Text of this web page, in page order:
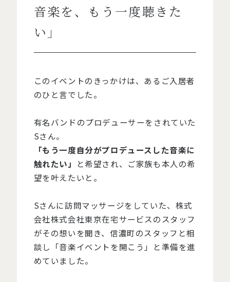
音楽を、もう一度聴きた
い」
このイベントのきっかけは、あるご入居者
のひと言でした。
有名バンドのプロデューサーをされていた
Sさん。
「もう一度自分がプロデュースした音楽に
触れたい」
と希望され、ご家族も本人の希
望を叶えたいと。
Sさんに訪問マッサージをしていた、株式
会社株式会社東京在宅サービスのスタッフ
がその想いを聞き、信濃町のスタッフと相
談し「音楽イベントを開こう」と準備を進
めていました。